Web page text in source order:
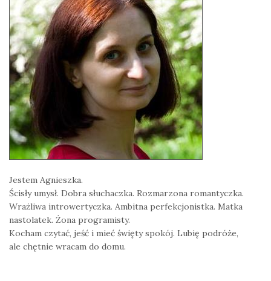
Jestem Agnieszka.
Ścisły umysł. Dobra słuchaczka. Rozmarzona romantyczka.
Wrażliwa introwertyczka. Ambitna perfekcjonistka. Matka
nastolatek. Żona programisty.
Kocham czytać, jeść i mieć święty spokój. Lubię podróże,
ale chętnie wracam do domu.